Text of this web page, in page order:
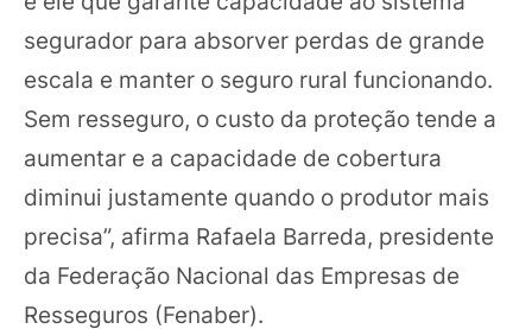
segurador para absorver perdas de grande
escala e manter o seguro rural funcionando.
Sem resseguro, o custo da proteção tende a
aumentar e a capacidade de cobertura
diminui justamente quando o produtor mais
precisa”, afirma Rafaela Barreda, presidente
da Federação Nacional das Empresas de
Resseguros (Fenaber).